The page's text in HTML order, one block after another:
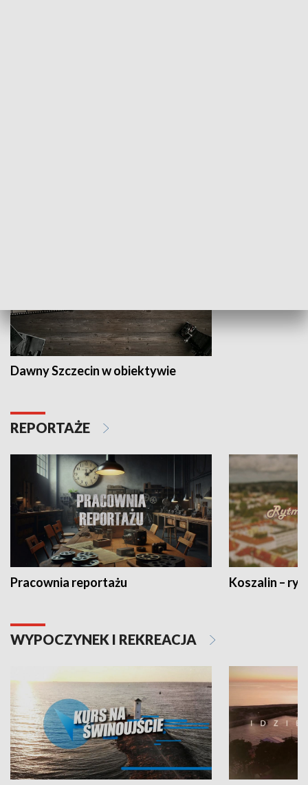
Dawny Szczecin w obiektywie
REPORTAŻE
Pracownia reportażu Koszalin –
WYPOCZYNEK I REKREACJA